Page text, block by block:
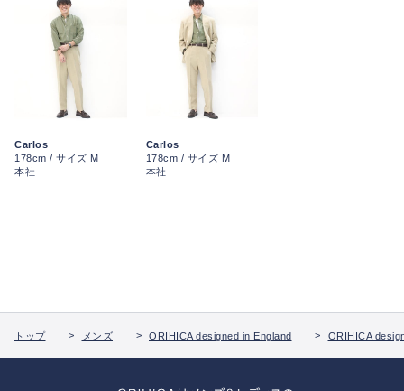
Carlos
178cm / サイズ M
本社
Carlos
178cm / サイズ M
本社
トップ メンズ ORIHICA designed in England ORIHICA